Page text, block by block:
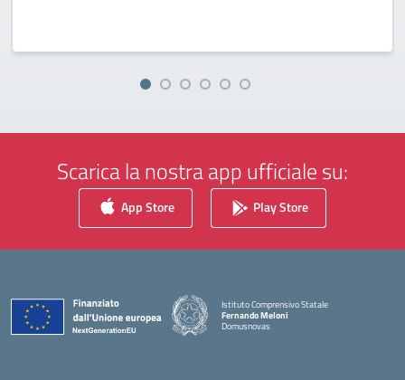
Scarica la nostra app ufficiale su:
App Store Play Store
Istituto Comprensivo Statale
Fernando Meloni
Domusnovas